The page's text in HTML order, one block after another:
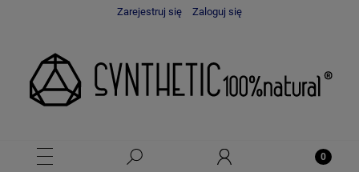
Zarejestruj się Zaloguj się